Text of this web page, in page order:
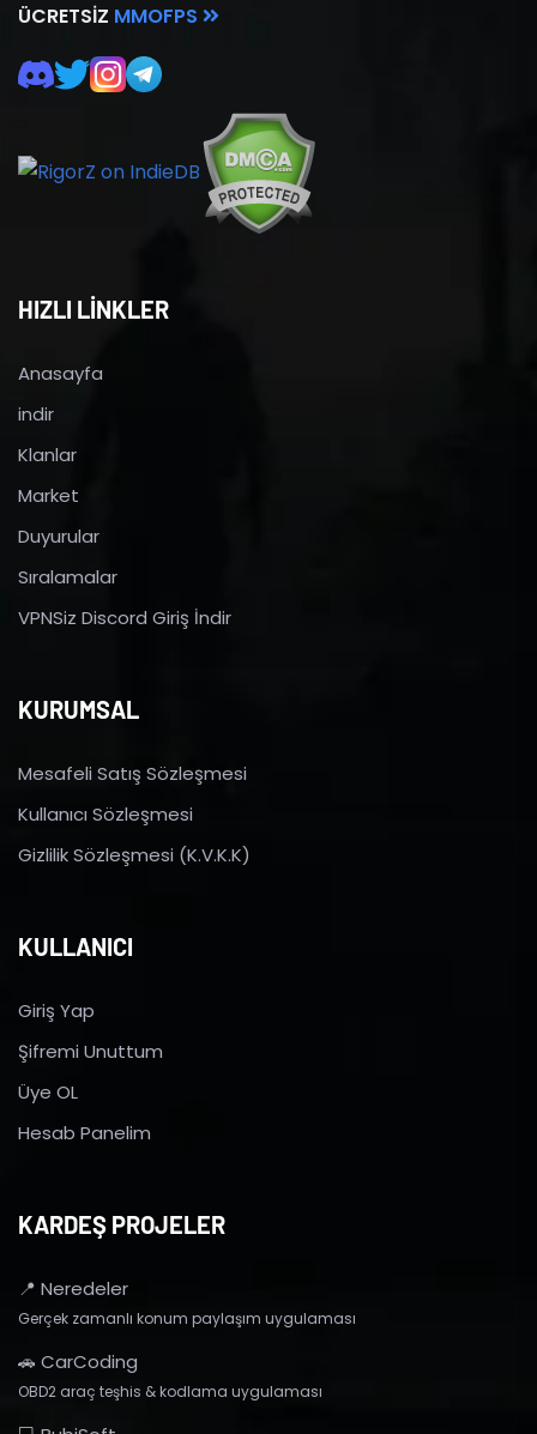
ÜCRETSIZ MMOFPS
HIZLI LİNKLER
Anasayfa
indir
Klanlar
Market
Duyurular
Sıralamalar
VPNSiz Discord Giriş İndir
KURUMSAL
Mesafeli Satış Sözleşmesi
Kullanıcı Sözleşmesi
Gizlilik Sözleşmesi (K.V.K.K)
KULLANICI
Giriş Yap
Şifremi Unuttum
Üye OL
Hesab Panelim
KARDEŞ PROJELER
📍 Neredeler
Gerçek zamanlı konum paylaşım uygulaması
🚗 CarCoding
OBD2 araç teşhis & kodlama uygulaması